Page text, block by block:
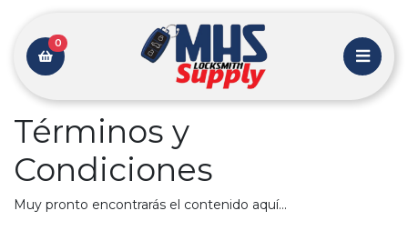
0
Términos y
Condiciones
Muy pronto encontrarás el contenido aquí...